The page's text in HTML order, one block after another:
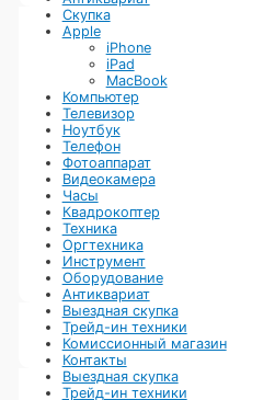
Скупка
Apple
iPhone
iPad
MacBook
Компьютер
Телевизор
Ноутбук
Телефон
Фотоаппарат
Видеокамера
Часы
Квадрокоптер
Техника
Оргтехника
Инструмент
Оборудование
Антиквариат
Выездная скупка
Трейд-ин техники
Комиссионный магазин
Контакты
Выездная скупка
Трейд-ин техники